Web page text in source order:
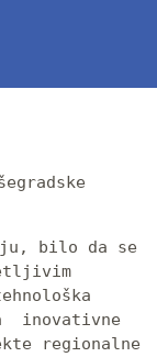
bilo da se
inovativne
regionalne